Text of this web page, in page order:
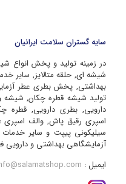
سایه گستران سلامت ایرانیان
در زمینه تولید و پخش انواع
شیشه ای, حلقه متالایز, سایر
بهداشتی, پخش بطری عطر
تولید شیشه قطره چکان, شیشه
دارویی, بطری دارویی, قطره
اسپری رقیق پاش, والف
سیلیکونی پیپت و سایر
آزمایشگاهی بهداشتی و دارویی
ایمیل :